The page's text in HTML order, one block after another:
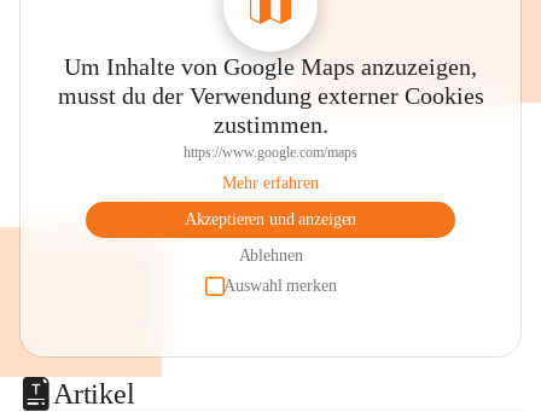
Um Inhalte von Google Maps anzuzeigen,
musst du der Verwendung externer Cookies
zustimmen.
https://www.google.com/maps
Mehr erfahren
Akzeptieren und anzeigen
Ablehnen
Auswahl merken
Artikel